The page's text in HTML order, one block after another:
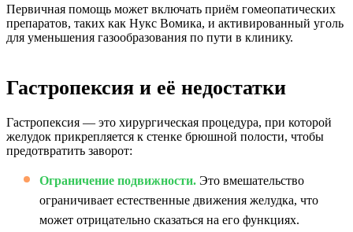
Первичная помощь может включать приём гомеопатических
препаратов, таких как Нукс Вомика, и активированный уголь
для уменьшения газообразования по пути в клинику.
Гастропексия и её недостатки
Гастропексия — это хирургическая процедура, при которой
желудок прикрепляется к стенке брюшной полости, чтобы
предотвратить заворот:
Ограничение подвижности. Это вмешательство
ограничивает естественные движения желудка, что
может отрицательно сказаться на его функциях.